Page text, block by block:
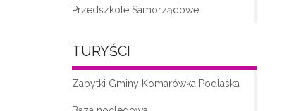
Przedszkole Samorządowe
TURYŚCI
Zabytki Gminy Komarówka Podlaska